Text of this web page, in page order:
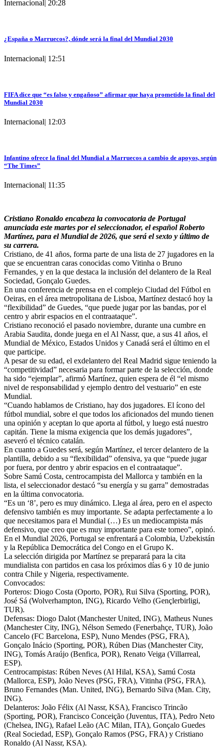
Internacional 20:28
¿España o Marruecos?, dónde será la final del Mundial 2030
Internacional| 12:51
FIFA dice que “es falso y engañoso” afirmar que haya prometido la final del
Mundial 2030
Internacional| 12:03
Infantino ofrece la final del Mundial a Marruecos a cambio de apoyos, según
“The Times”
Internacional| 11:35
Cristiano Ronaldo encabeza la convocatoria de Portugal
anunciada este martes por el seleccionador, el español Roberto
Martínez, para el Mundial de 2026, que será el sexto y último de
su carrera.
Cristiano, de 41 años, forma parte de una lista de 27 jugadores en la
que se encuentran caras conocidas como Vitinha o Bruno
Fernandes, y en la que destaca la inclusión del delantero de la Real
Sociedad, Gonçalo Guedes.
En una conferencia de prensa en el complejo Ciudad del Fútbol en
Oeiras, en el área metropolitana de Lisboa, Martínez destacó hoy la
“flexibilidad” de Guedes, “que puede jugar por las bandas, por el
centro y abrir espacios en el contraataque”.
Cristiano reconoció el pasado noviembre, durante una cumbre en
Arabia Saudita, donde juega en el Al Nassr, que, a sus 41 años, el
Mundial de México, Estados Unidos y Canadá será el último en el
que participe.
A pesar de su edad, el exdelantero del Real Madrid sigue teniendo la
“competitividad” necesaria para formar parte de la selección, donde
ha sido “ejemplar”, afirmó Martínez, quien espera de él “el mismo
nivel de responsabilidad y ejemplo dentro del vestuario” en este
Mundial.
“Cuando hablamos de Cristiano, hay dos jugadores. El ícono del
fútbol mundial, sobre el que todos los aficionados del mundo tienen
una opinión y aceptan lo que aporta al fútbol, y luego está nuestro
capitán. Tiene la misma exigencia que los demás jugadores”,
aseveró el técnico catalán.
En cuanto a Guedes será, según Martínez, el tercer delantero de la
plantilla, debido a su “flexibilidad” ofensiva, ya que “puede jugar
por fuera, por dentro y abrir espacios en el contraataque”.
Sobre Samú Costa, centrocampista del Mallorca y también en la
lista, el seleccionador destacó “su energía y su garra” demostradas
en la última convocatoria.
“Es un ‘8’, pero es muy dinámico. Llega al área, pero en el aspecto
defensivo también es muy importante. Se adapta perfectamente a lo
que necesitamos para el Mundial (…) Es un mediocampista más
defensivo, que creo que es muy importante para este torneo”, opinó.
En el Mundial 2026, Portugal se enfrentará a Colombia, Uzbekistán
y la República Democrática del Congo en el Grupo K.
La selección dirigida por Martínez se preparará para la cita
mundialista con partidos en casa los próximos días 6 y 10 de junio
contra Chile y Nigeria, respectivamente.
Convocados:
Porteros: Diogo Costa (Oporto, POR), Rui Silva (Sporting, POR),
José Sá (Wolverhampton, ING), Ricardo Velho (Gençlerbirligi,
TUR).
Defensas: Diogo Dalot (Manchester United, ING), Matheus Nunes
(Manchester City, ING), Nélson Semedo (Fenerbahçe, TUR), João
Cancelo (FC Barcelona, ESP), Nuno Mendes (PSG, FRA),
Gonçalo Inácio (Sporting, POR), Rúben Dias (Manchester City,
ING), Tomás Araújo (Benfica, POR), Renato Veiga (Villarreal,
ESP).
Centrocampistas: Rúben Neves (Al Hilal, KSA), Samú Costa
(Mallorca, ESP), João Neves (PSG, FRA), Vitinha (PSG, FRA),
Bruno Fernandes (Man. United, ING), Bernardo Silva (Man. City,
ING).
Delanteros: João Félix (Al Nassr, KSA), Francisco Trincão
(Sporting, POR), Francisco Conceição (Juventus, ITA), Pedro Neto
(Chelsea, ING), Rafael Leão (AC Milan, ITA), Gonçalo Guedes
(Real Sociedad, ESP), Gonçalo Ramos (PSG, FRA) y Cristiano
Ronaldo (Al Nassr, KSA).